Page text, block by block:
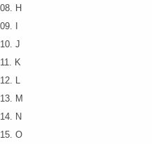
08. H
09. I
10. J
11. K
12. L
13. M
14. N
15. O